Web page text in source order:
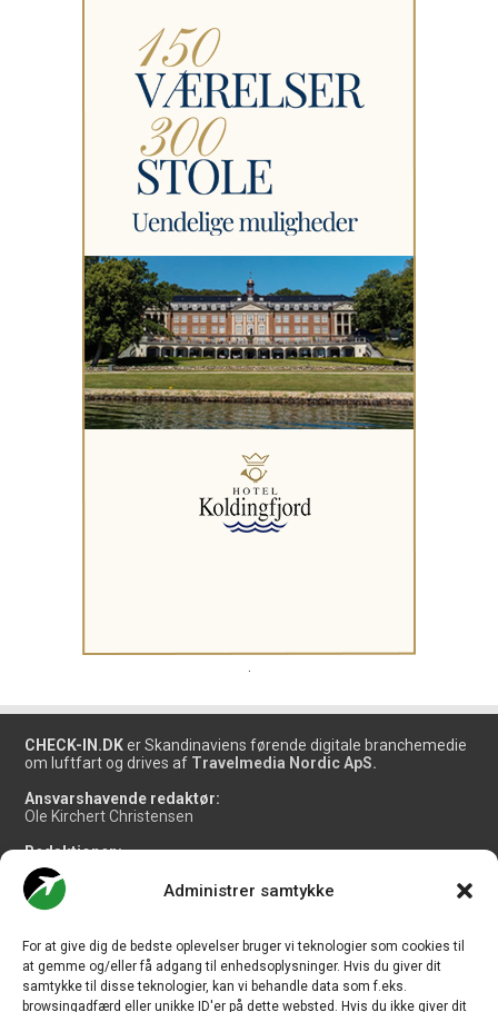
Administrer samtykke
For at give dig de bedste oplevelser bruger vi teknologier som cookies til
at gemme og/eller få adgang til enhedsoplysninger. Hvis du giver dit
samtykke til disse teknologier, kan vi behandle data som f.eks.
browsingadfærd eller unikke ID'er på dette websted. Hvis du ikke giver dit
CHECK-IN.DK er Skandinaviens førende digitale branchemedie
om luftfart og drives af Travelmedia Nordic ApS.
Ansvarshavende redaktør:
Ole Kirchert Christensen
Redaktionen:
Christian Granhøj Skouboe
Henrik Baumgarten
Danny Longhi Andreasen
Salg og jobannoncer:
salg@travelmedianordic.com